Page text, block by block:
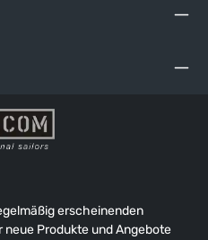
erscheinenden
Produkte und Angebote